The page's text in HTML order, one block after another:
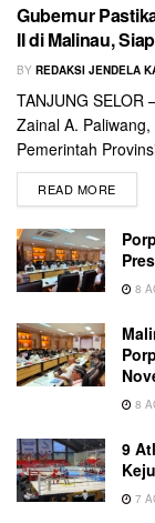
Gubernur
II di Malinau,
BY REDAKSI JENDELA
TANJUNG SELOR
Zainal A.
Pemerintah
READ MORE
8
8
9
7